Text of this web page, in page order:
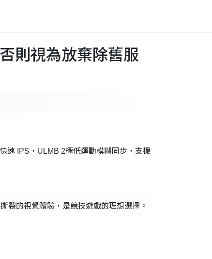
則視為放棄除舊服
速 IPS，ULMB 2極低運動模糊同步，支援
裂的視覺體驗，是競技遊戲的理想選擇。